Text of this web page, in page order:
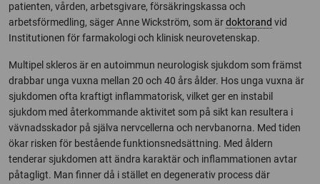
patienten, vården, arbetsgivare, försäkringskassa och
arbetsförmedling, säger Anne Wickström, som ärdoktorand vid
Institutionen för farmakologi och klinisk neurovetenskap.
Multipel skleros är en autoimmun neurologisk sjukdom som främst
drabbar unga vuxna mellan 20 och 40 års ålder. Hos unga vuxna är
sjukdomen ofta kraftigt inflammatorisk, vilket ger en instabil
sjukdom med återkommande aktivitet som på sikt kan resultera i
vävnadsskador på själva nervcellerna och nervbanorna. Med tiden
ökar risken för bestående funktionsnedsättning. Med åldern
tenderar sjukdomen att ändra karaktär och inflammationen avtar
påtagligt. Man finner då i stället en degenerativ process där